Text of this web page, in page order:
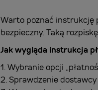
Warto poznać instrukcję
bezpieczny. Taką
Jak wygląda instrukcja
1. Wybranie opcji
2. Sprawdzenie